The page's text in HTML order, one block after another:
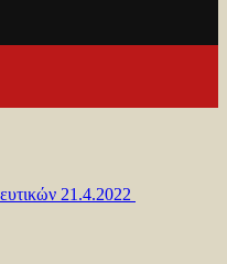
21.4.2022